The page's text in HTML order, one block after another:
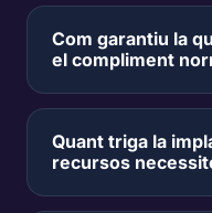
Com garantiu la
el compliment
Quant triga la
recursos